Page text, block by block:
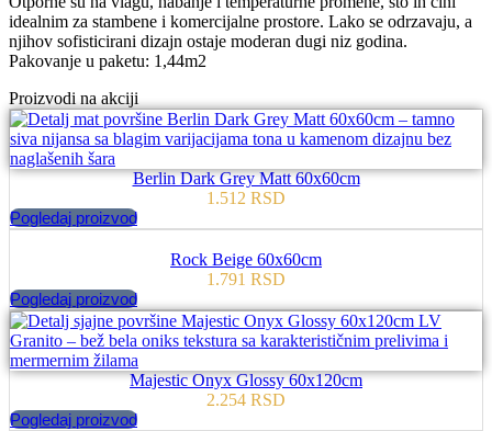
idealnim za stambene i komercijalne prostore. Lako se odrzavaju, a
njihov sofisticirani dizajn ostaje moderan dugi niz godina.
Pakovanje u paketu: 1,44m2
Proizvodi na akciji
Berlin Dark Grey Matt 60x60cm
1.512 RSD
Pogledaj proizvod
Rock Beige 60x60cm
1.791 RSD
Pogledaj proizvod
Majestic Onyx Glossy 60x120cm
2.254 RSD
Pogledaj proizvod